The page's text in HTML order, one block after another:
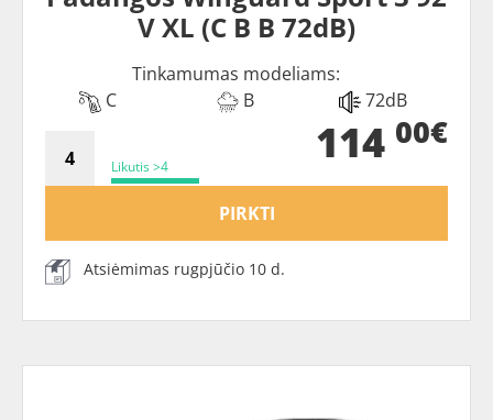
V XL (C B B 72dB)
Tinkamumas modeliams:
C
B 72dB
Likutis >4 114 00€
PIRKTI
Atsiėmimas rugpjūčio 10 d.